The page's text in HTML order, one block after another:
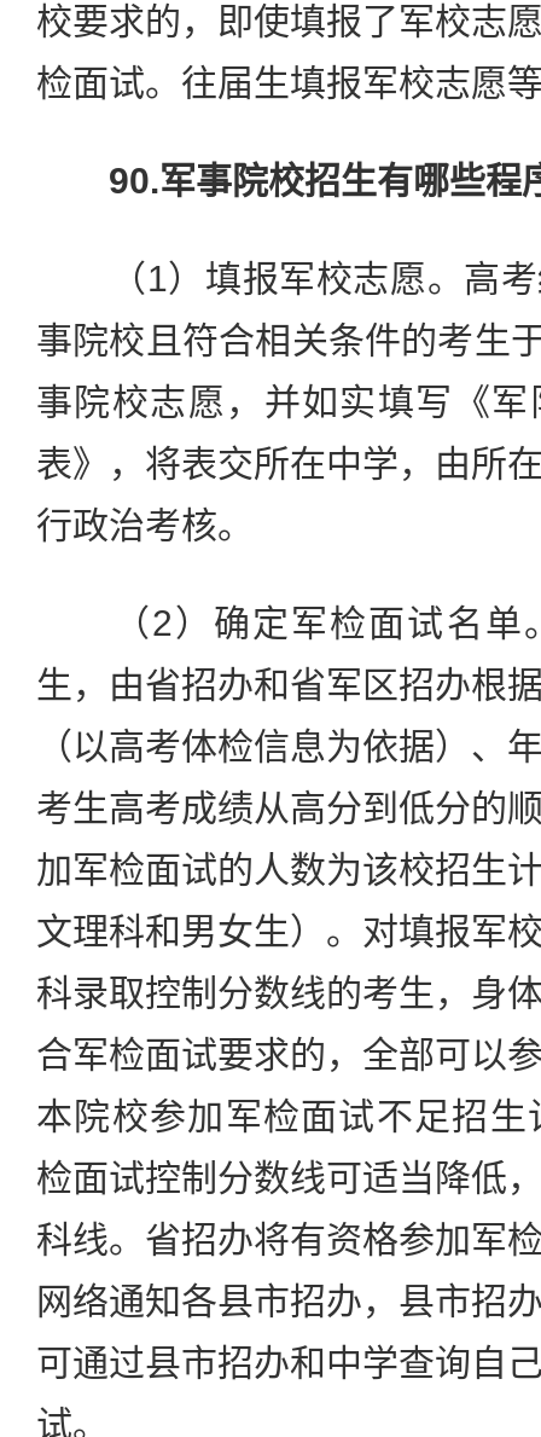
校要求的，即使填报了军校志
检面试。往届生填报军校志愿
90.军事院校招生有哪些程
（1）填报军校志愿。高考
事院校且符合相关条件的考生
事院校志愿，并如实填写《
表》，将表交所在中学，由所
行政治考核。
（2）确定军检面试名单
生，由省招办和省军区招办根
（以高考体检信息为依据）、
考生高考成绩从高分到低分的
加军检面试的人数为该校招生
文理科和男女生）。对填报军
科录取控制分数线的考生，身
合军检面试要求的，全部可以
本院校参加军检面试不足招
检面试控制分数线可适当降低
科线。省招办将有资格参加军
网络通知各县市招办，县市招
可通过县市招办和中学查询自
试。